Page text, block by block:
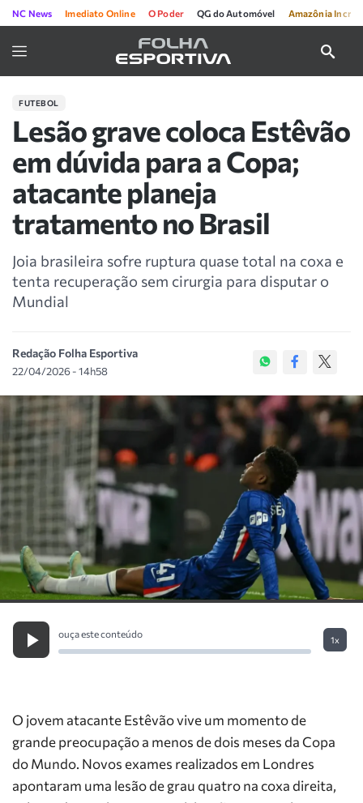
NC News Imediato Online O Poder QG do Automóvel Amazônia
FUTEBOL
Lesão grave coloca Estêvão
em dúvida para a Copa;
atacante planeja
tratamento no Brasil
Joia brasileira sofre ruptura quase total na coxa e
tenta recuperação sem cirurgia para disputar o
Mundial
Redação Folha Esportiva
22/04/2026 - 14h58
ouça este conteúdo
1x
O jovem atacante Estêvão vive um momento de
grande preocupação a menos de dois meses da Copa
do Mundo. Novos exames realizados em Londres
apontaram uma lesão de grau quatro na coxa direita,